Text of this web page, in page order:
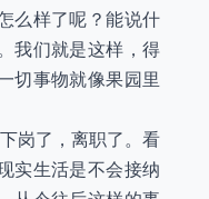
么样了呢？能说什
我们就是这样，得
切事物就像果园里
岗了，离职了。看
实生活是不会接纳